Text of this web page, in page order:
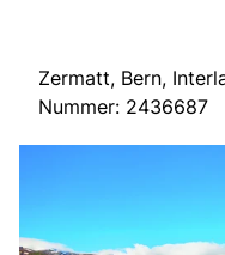
Bus mieten
Zermatt, Bern,
Nummer: 2436687